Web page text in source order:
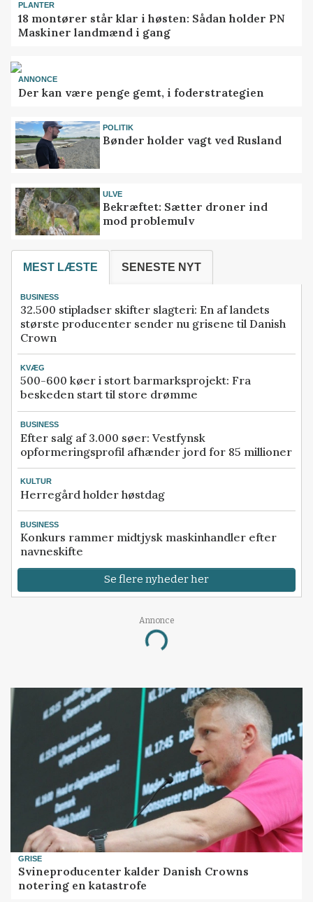
PLANTER
18 montører står klar i høsten: Sådan holder PN
Maskiner landmænd i gang
ANNONCE
Der kan være penge gemt, i foderstrategien
POLITIK
Bønder holder vagt ved Rusland
ULVE
Bekræftet: Sætter droner ind
mod problemulv
MEST LÆSTE SENESTE NYT
BUSINESS
32.500 stipladser skifter slagteri: En af landets
største producenter sender nu grisene til Danish
Crown
KVÆG
500-600 køer i stort barmarksprojekt: Fra
beskeden start til store drømme
BUSINESS
Efter salg af 3.000 søer: Vestfynsk
opformeringsprofil afhænder jord for 85 millioner
KULTUR
Herregård holder høstdag
BUSINESS
Konkurs rammer midtjysk maskinhandler efter
navneskifte
Se flere nyheder her
Annonce
Loading...
GRISE
Svineproducenter kalder Danish Crowns
notering en katastrofe